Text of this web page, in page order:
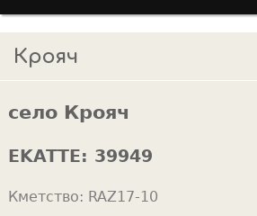
r
c
h
f
r
m
и
o
u
r
e
e
Крояч
село Крояч
EKATTE: 39949
Кметство: RAZ17-10